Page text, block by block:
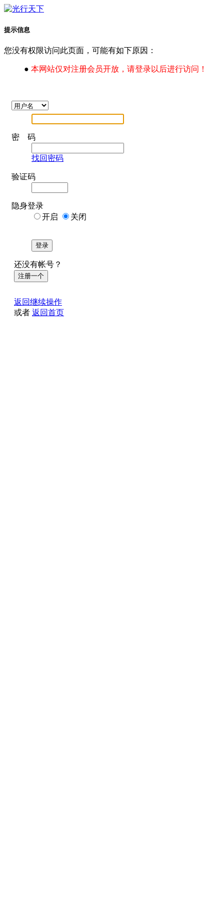
提示信息
您没有权限访问此页面，可能有如下原因：
● 本网站仅对注册会员开放，请登录以后进行访问！
密 码
找回密码
验证码
隐身登录
开启
关闭
登录
还没有帐号？
注册一个
返回继续操作
或者 返回首页